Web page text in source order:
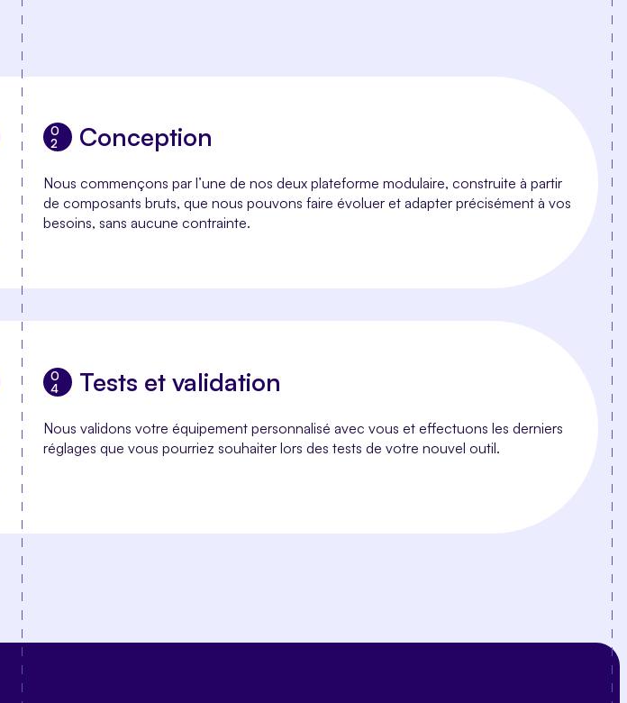
Conception
Nous commençons par l’une de nos deux plateforme modulaire, construite à partir
de composants bruts, que nous pouvons faire évoluer et adapter précisément à vos
besoins, sans aucune contrainte.
Tests et validation
Nous validons votre équipement personnalisé avec vous et effectuons les derniers
réglages que vous pourriez souhaiter lors des tests de votre nouvel outil.